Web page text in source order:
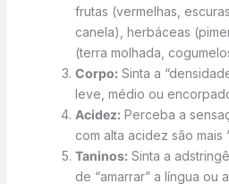
frutas (vermelhas,
canela), herbáceas
(terra molhada,
Corpo:Sinta a
leve, médio ou
Acidez:Perceba a
com alta acidez são mais
Taninos:Sinta a
de “amarrar” a língua ou